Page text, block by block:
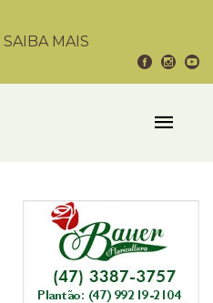
SAIBA MAIS